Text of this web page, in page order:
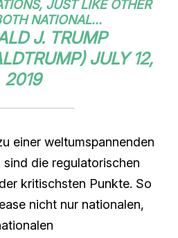
JUST LIKE OTHER
NATIONAL...
J. TRUMP
JULY 12,
2019
einer weltumspannenden
die regulatorischen
kritischsten Punkte. So
nicht nur nationalen,